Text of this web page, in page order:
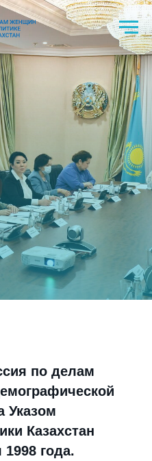
по делам
Указом
Казахстан
года.